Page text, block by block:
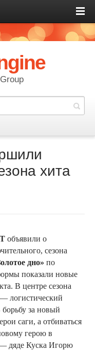
хита
объявили о
сезона
дно» по
показали новые
В центре сезона
логистический
за новый
саги, а отбиваться
герою в
дяде Куска Игорю